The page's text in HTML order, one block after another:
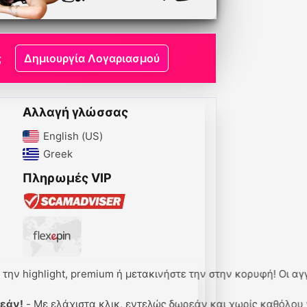
Δημιουργία Λογαριασμού
Αλλαγή γλώσσας
English (US)‎
Greek‎
Πληρωμές VIP
premium ή μετακινήστε την στην κορυφή! Οι αγγελίες
ελάχιστα κλικ, εντελώς δωρεάν και χωρίς καθόλου